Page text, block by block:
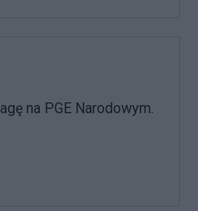
na PGE Narodowym.